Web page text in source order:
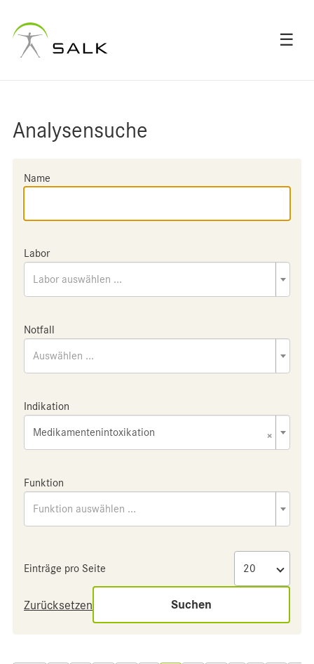
☰
Analysensuche
Name
Labor
Labor auswählen ...
Notfall
Auswählen ...
Indikation
×
Medikamentenintoxikation
Funktion
Funktion auswählen ...
Einträge pro Seite
Zurücksetzen Suchen